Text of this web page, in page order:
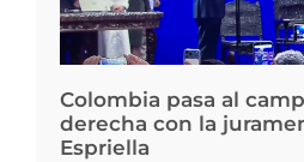
Colombia pasa al
derecha con la
Espriella